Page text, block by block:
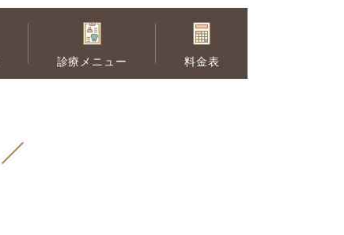
診療メニュー 料金表